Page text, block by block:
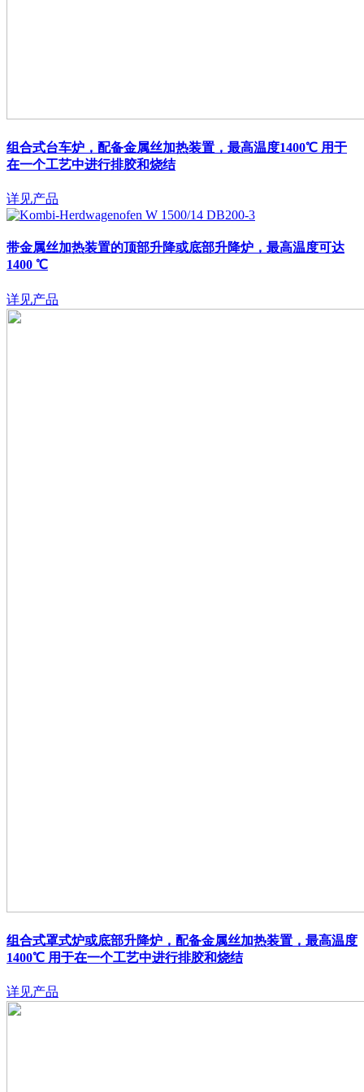
组合式台车炉，配备金属丝加热装置，最高温度1400℃ 用于
在一个工艺中进行排胶和烧结
详见产品
带金属丝加热装置的顶部升降或底部升降炉，最高温度可达
1400 ℃
详见产品
组合式罩式炉或底部升降炉，配备金属丝加热装置，最高温度
1400℃ 用于在一个工艺中进行排胶和烧结
详见产品